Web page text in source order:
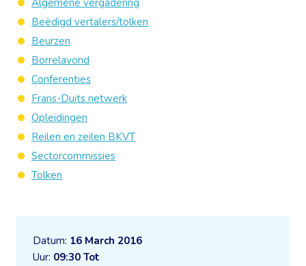
Datum: 16 March 2016
Uur: 09:30 Tot
Algemene vergadering
Beëdigd vertalers/tolken
Beurzen
Borrelavond
Conferenties
Frans-Duits netwerk
Opleidingen
Reilen en zeilen BKVT
Sectorcommissies
Tolken